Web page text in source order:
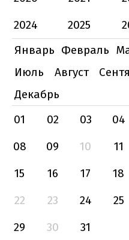
2024
2025
Январь Февраль
Июль
Август
Декабрь
01
02 03 04
08
09 10 11
15
16 17 18
22
23 24 25
29
30 31